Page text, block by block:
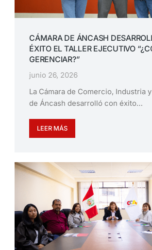
CÁMARA DE ÁNCASH
ÉXITO EL TALLER EJECUTIVO
GERENCIAR?”
junio 26, 2026
La Cámara de Comercio, Industria
de Áncash desarrolló con éxito…
LEER MÁS